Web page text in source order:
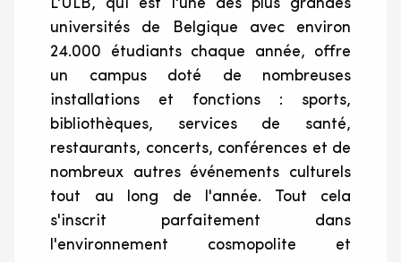
L'ULB, qui est l'une des plus grandes
universités de Belgique avec environ
24.000 étudiants chaque année, offre
un campus doté de nombreuses
installations et fonctions : sports,
bibliothèques, services de santé,
restaurants, concerts, conférences et de
nombreux autres événements culturels
tout au long de l'année. Tout cela
s'inscrit parfaitement dans
l'environnement cosmopolite et